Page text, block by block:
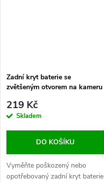
Zadní kryt baterie se
zvětšeným otvorem na kameru
OEM - Modrý
219 Kč
Skladem
DO KOŠÍKU
Vyměňte poškozený nebo
opotřebovaný zadní kryt baterie